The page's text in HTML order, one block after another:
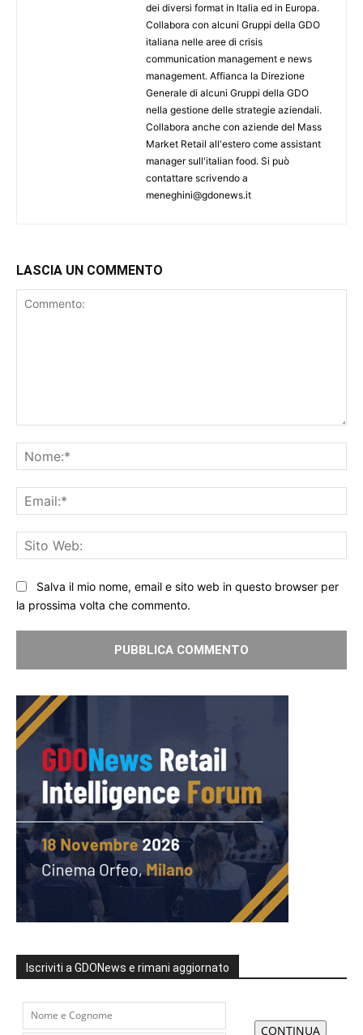
dei diversi format in Italia ed in Europa.
Collabora con alcuni Gruppi della GDO
italiana nelle aree di crisis
communication management e news
management. Affianca la Direzione
Generale di alcuni Gruppi della GDO
nella gestione delle strategie aziendali.
Collabora anche con aziende del Mass
Market Retail all'estero come assistant
manager sull'italian food. Si può
contattare scrivendo a
meneghini@gdonews.it
LASCIA UN COMMENTO
Salva il mio nome, email e sito web in questo browser per
la prossima volta che commento.
Iscriviti a GDONews e rimani aggiornato